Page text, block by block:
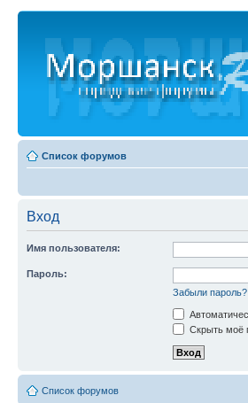
Список форумов
Вход
Имя пользователя:
Пароль:
Забыли пароль?
Скрыть моё
Список форумов